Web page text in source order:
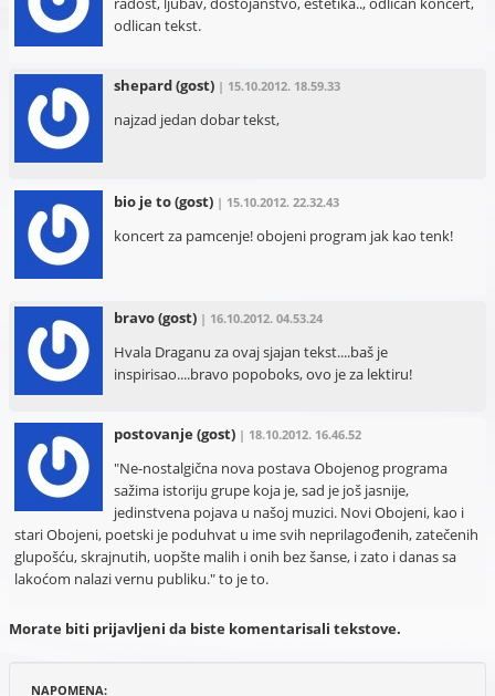
odlican tekst.
shepard(gost) | 15.10.2012. 18.59.33
najzad jedan dobar tekst,
bio je to(gost) | 15.10.2012. 22.32.43
koncert za pamcenje! obojeni program jak kao tenk!
bravo(gost) | 16.10.2012. 04.53.24
Hvala Draganu za ovaj sjajan tekst....baš je
inspirisao....bravo popoboks, ovo je za lektiru!
postovanje(gost) | 18.10.2012. 16.46.52
"Ne-nostalgična nova postava Obojenog programa
sažima istoriju grupe koja je, sad je još jasnije,
jedinstvena pojava u našoj muzici. Novi Obojeni, kao i
stari Obojeni, poetski je poduhvat u ime svih neprilagođenih, zatečenih
glupošću, skrajnutih, uopšte malih i onih bez šanse, i zato i danas sa
lakoćom nalazi vernu publiku." to je to.
Morate biti prijavljeni da biste komentarisali tekstove.
NAPOMENA: